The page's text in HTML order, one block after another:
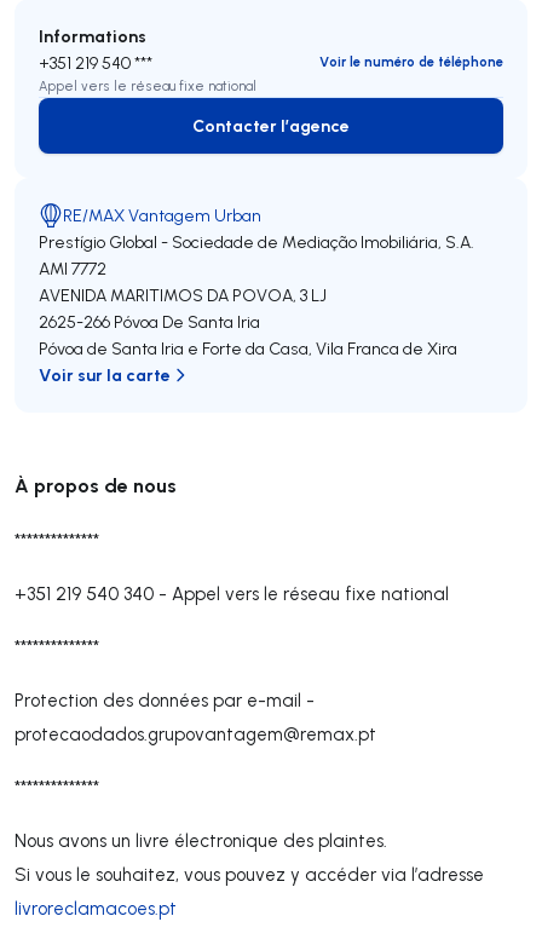
À propos de nous
**************
+351 219 540 340 - Appel vers le réseau fixe national
**************
Protection des données par e-mail -
protecaodados.grupovantagem@remax.pt
**************
Nous avons un livre électronique des plaintes.
Si vous le souhaitez, vous pouvez y accéder via l’adresse
livroreclamacoes.pt
Informations
+351 219 540 ***
Voir le numéro de téléphone
Appel vers le réseau fixe national
Contacter l’agence
Contacter l’agence
RE/MAX Vantagem Urban
Prestígio Global - Sociedade de Mediação Imobiliária, S.A.
AMI 7772
AVENIDA MARITIMOS DA POVOA, 3 LJ
2625-266 Póvoa De Santa Iria
Póvoa de Santa Iria e Forte da Casa, Vila Franca de Xira
Voir sur la carte